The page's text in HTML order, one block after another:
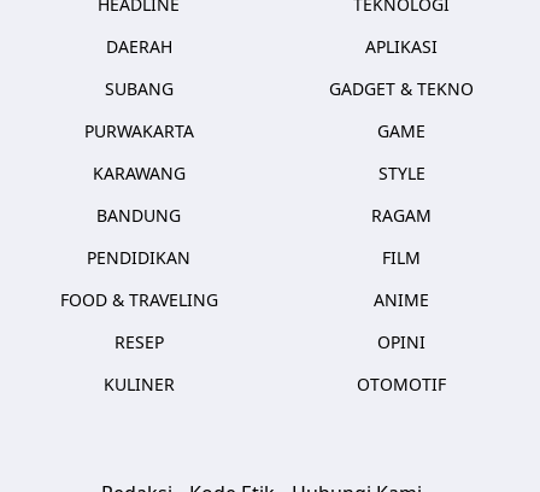
DAERAH
SUBANG
PURWAKARTA
KARAWANG
BANDUNG
PENDIDIKAN
FOOD & TRAVELING
RESEP
KULINER
APLIKASI
GADGET & TEKNO
GAME
STYLE
RAGAM
FILM
ANIME
OPINI
OTOMOTIF